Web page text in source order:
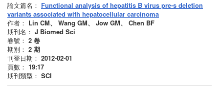
論文篇名： Functional analysis of hepatitis B virus pre-s deletion
variants associated with hepatocellular carcinoma
作者： Lin CM、 Wang GM、 Jow GM、 Chen BF
期刊名： J Biomed Sci
卷號： 2 卷
期別： 2 期
刊登日期： 2012-02-01
頁數： 19:17
期刊類型： SCI